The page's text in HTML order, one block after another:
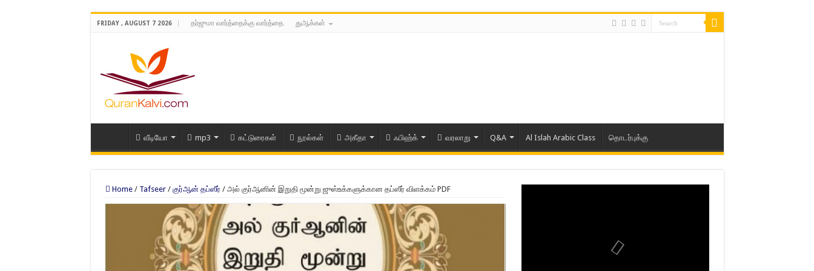
FRIDAY , AUGUST 7 2026 தர்ஜுமா வார்த்தைக்கு வார்த்தை துஆக்கள்
வீடியோ mp3 கட்டுரைகள் நூல்கள் அகீதா ஃபிஹ்க் வரலாறு Q&A Al Islah Arabic Class தொடர்புக்கு
Home / Tafseer / குர்ஆன் தப்ஸீர் / அல் குர்ஆனின் இறுதி மூன்று ஜுஸ்உக்களுக்கான தப்ஸீர் விளக்கம் PDF